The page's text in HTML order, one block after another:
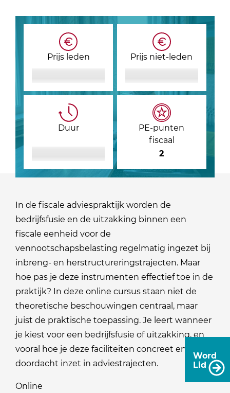
Word
Lid
Prijs leden Prijs niet-leden
Duur
PE-punten
fiscaal
2
In de fiscale adviespraktijk worden de
bedrijfsfusie en de uitzakking binnen een
fiscale eenheid voor de
vennootschapsbelasting regelmatig ingezet bij
inbreng- en herstructureringstrajecten. Maar
hoe pas je deze instrumenten effectief toe in de
praktijk? In deze online cursus staan niet de
theoretische beschouwingen centraal, maar
juist de praktische toepassing. Je leert wanneer
je kiest voor een bedrijfsfusie of uitzakking, en
vooral hoe je deze faciliteiten concreet en
doordacht inzet in adviestrajecten.
Online